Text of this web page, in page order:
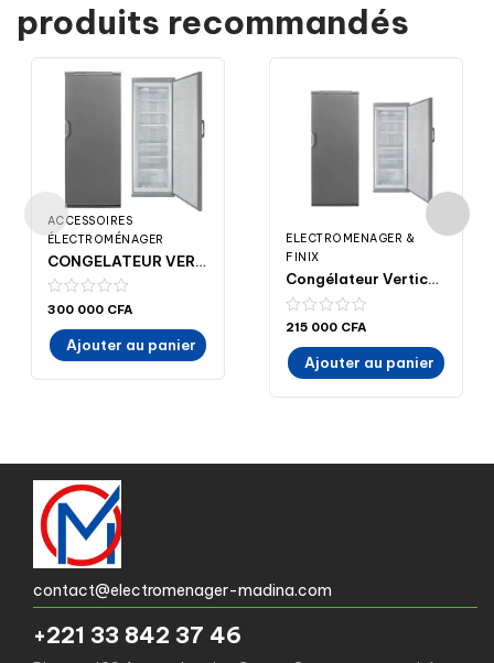
produits recommandés
ACCESSOIRES
ÉLECTROMÉNAGER
CONGELATEUR VERTICAL 332L FINIX GT/N332 7 TIROIRS GRIS 595X600X1750 – prix moins cher- Madina- Electroménager- ELECTROMENAGER-MADINA
300 000 CFA
Ajouter au panier
ELECTROMENAGER &
FINIX
Congélateur Vertical 251Litres FINIX GT-251 à 6 tiroirs – 54x59x145- MADINA-ELECTROMENAGER – électroménager- madina Achat en ligne
215 000 CFA
Ajouter au panier
contact@electromenager-madina.com
+221 33 842 37 46